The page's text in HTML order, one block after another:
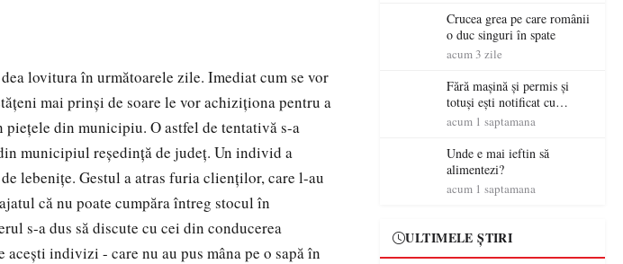
lovitura în următoarele zile. Imediat cum se vor
mai prinşi de soare le vor achiziţiona pentru a
din municipiu. O astfel de tentativă s-a
municipiul reşedinţă de judeţ. Un individ a
lebeniţe. Gestul a atras furia clienţilor, care l-au
că nu poate cumpăra întreg stocul în
s-a dus să discute cu cei din conducerea
indivizi - care nu au pus mâna pe o sapă în
Crucea grea pe care românii
o duc singuri în spate
acum 3 zile
Fără mașină și permis și
totuși ești notificat cu
amenzi rutiere…
acum 1 saptamana
Unde e mai ieftin să
alimentezi?
acum 1 saptamana
ULTIMELE ȘTIRI